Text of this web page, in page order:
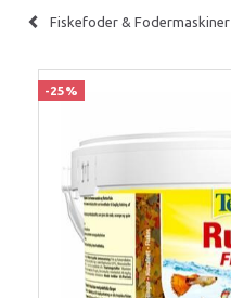
Fiskefoder & Fodermaskiner
-25%